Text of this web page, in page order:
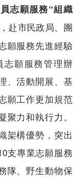
志願服務“組織
赴市民政局、團
願服務先進經驗
志願服務管理辦
、活動開展、基
願工作更加規范
力和執行力。
架構優勢，突出
支專業志願服務
隊、野生動物保